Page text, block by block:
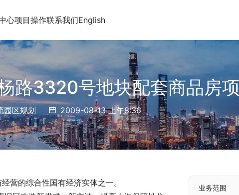
心项目操作联系我们English
路3320号地块配套商品房
园区规划 2009-08-13 上午8:36
营的综合性国有经济实体之一。
业务范围